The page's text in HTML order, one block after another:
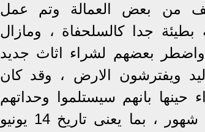
من بعض العمالة وتم عمل
جدا كالسلحفاة ، ومازال
واضطر بعضهم لشراء اثاث جديد
ويفترشون الارض ، وقد كان
بانهم سيستلموا وحداتهم
السكنية والتعويضات بحد اقصى 3 شهور ، بما يعنى تاريخ 14 يونيو